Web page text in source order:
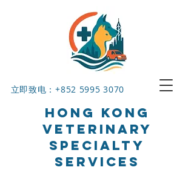
立即致电：+852 5995 3070
HONG KONG
VETERINARY
SPECIALTY
SERVICES